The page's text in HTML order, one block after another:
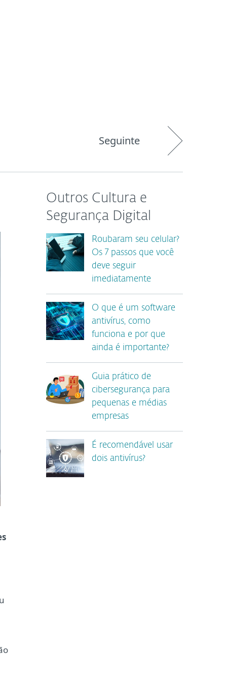
Seguinte
Outros Cultura e
Segurança Digital
Roubaram seu celular?
Os 7 passos que você
deve seguir
imediatamente
O que é um software
antivírus, como
funciona e por que
ainda é importante?
Guia prático de
cibersegurança para
pequenas e médias
empresas
É recomendável usar
dois antivírus?